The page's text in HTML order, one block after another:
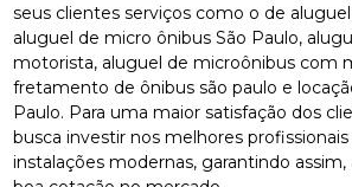
seus clientes serviços como o de
aluguel de micro ônibus São Paulo,
motorista, aluguel de microônibus com
fretamento de ônibus são paulo e
Paulo. Para uma maior satisfação dos
busca investir nos melhores
instalações modernas, garantindo assim,